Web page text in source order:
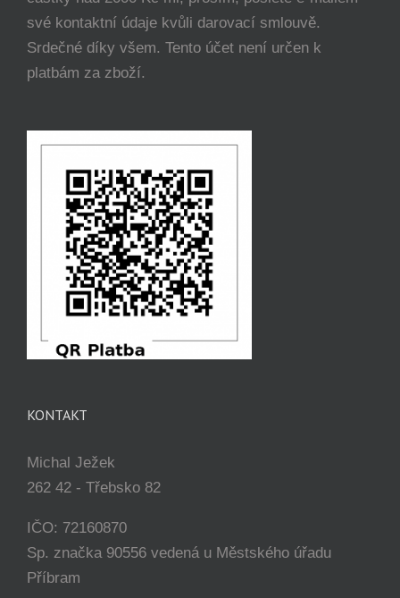
své kontaktní údaje kvůli darovací smlouvě.
Srdečné díky všem. Tento účet není určen k
platbám za zboží.
KONTAKT
Michal Ježek
262 42 - Třebsko 82
IČO: 72160870
Sp. značka 90556 vedená u Městského úřadu
Příbram